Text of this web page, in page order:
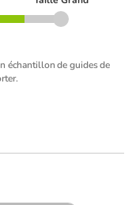
échantillon de guides de